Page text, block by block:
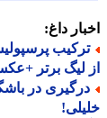
داغ:
پرسپولیس
لیگ برتر +عکس
در